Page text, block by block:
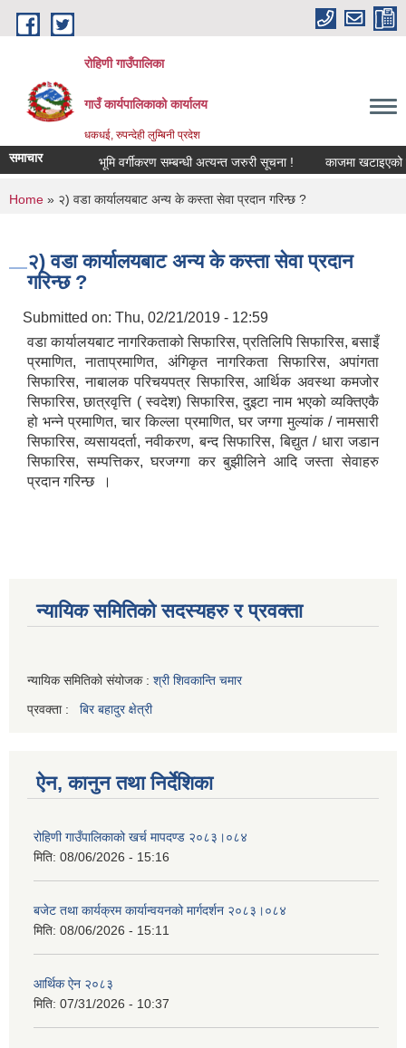
Skip to main content
रोहिणी गाउँपालिका
गाउँ कार्यपालिकाको कार्यालय
धकधई, रुपन्देही लुम्बिनी प्रदेश
समाचार भूमि वर्गीकरण सम्बन्धी अत्यन्त जरुरी सूचना ! काजमा खटाइएको
You are here
Home » २) वडा कार्यालयबाट अन्य के कस्ता सेवा प्रदान गरिन्छ ?
२) वडा कार्यालयबाट अन्य के कस्ता सेवा प्रदान
गरिन्छ ?
Submitted on: Thu, 02/21/2019 - 12:59
वडा कार्यालयबाट नागरिकताको सिफारिस, प्रतिलिपि सिफारिस, बसाइँ
प्रमाणित, नाताप्रमाणित, अंगिकृत नागरिकता सिफारिस, अपांगता
सिफारिस, नाबालक परिचयपत्र सिफारिस, आर्थिक अवस्था कमजोर
सिफारिस, छात्रवृत्ति ( स्वदेश) सिफारिस, दुइटा नाम भएको व्यक्तिएकै
हो भन्ने प्रमाणित, चार किल्ला प्रमाणित, घर जग्गा मुल्यांक / नामसारी
सिफारिस, व्यसायदर्ता, नवीकरण, बन्द सिफारिस, बिद्युत / धारा जडान
सिफारिस, सम्पत्तिकर, घरजग्गा कर बुझीलिने आदि जस्ता सेवाहरु
प्रदान गरिन्छ ।
न्यायिक समितिको सदस्यहरु र प्रवक्ता
न्यायिक समितिको संयोजक : श्री शिवकान्ति चमार
प्रवक्ता : बिर बहादुर क्षेत्री
ऐन, कानुन तथा निर्देशिका
रोहिणी गाउँपालिकाको खर्च मापदण्ड २०८३।०८४
मिति: 08/06/2026 - 15:16
बजेट तथा कार्यक्रम कार्यान्वयनको मार्गदर्शन २०८३।०८४
मिति: 08/06/2026 - 15:11
आर्थिक ऐन २०८३
मिति: 07/31/2026 - 10:37